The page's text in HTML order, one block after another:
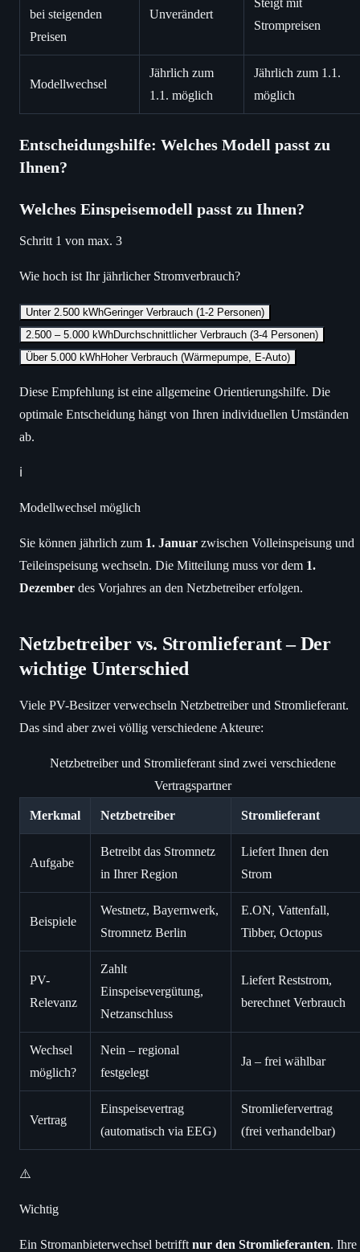
bei steigenden
Preisen
Unverändert
Strompreisen
Modellwechsel
Jährlich zum
1.1. möglich
Jährlich zum 1.1.
möglich
Entscheidungshilfe: Welches Modell passt zu
Ihnen?
Welches Einspeisemodell passt zu Ihnen?
Schritt 1 von max. 3
Wie hoch ist Ihr jährlicher Stromverbrauch?
Unter 2.500 kWhGeringer Verbrauch (1-2 Personen)
2.500 – 5.000 kWhDurchschnittlicher Verbrauch (3-4 Personen)
Über 5.000 kWhHoher Verbrauch (Wärmepumpe, E-Auto)
Diese Empfehlung ist eine allgemeine Orientierungshilfe. Die
optimale Entscheidung hängt von Ihren individuellen Umständen
ab.
ℹ️
Modellwechsel möglich
Sie können jährlich zum 1. Januar zwischen Volleinspeisung und
Teileinspeisung wechseln. Die Mitteilung muss vor dem 1.
Dezember des Vorjahres an den Netzbetreiber erfolgen.
Netzbetreiber vs. Stromlieferant – Der
wichtige Unterschied
Viele PV-Besitzer verwechseln Netzbetreiber und Stromlieferant.
Das sind aber zwei völlig verschiedene Akteure:
Netzbetreiber und Stromlieferant sind zwei verschiedene
Vertragspartner
Merkmal Netzbetreiber Stromlieferant
Aufgabe
Betreibt das Stromnetz
in Ihrer Region
Liefert Ihnen den
Strom
Beispiele
Westnetz, Bayernwerk,
Stromnetz Berlin
E.ON, Vattenfall,
Tibber, Octopus
PV-
Relevanz
Zahlt
Einspeisevergütung,
Netzanschluss
Liefert Reststrom,
berechnet Verbrauch
Wechsel
möglich?
Nein – regional
festgelegt
Ja – frei wählbar
Vertrag
Einspeisevertrag
(automatisch via EEG)
Stromliefervertrag
(frei verhandelbar)
⚠️
Wichtig
Ein Stromanbieterwechsel betrifft nur den Stromlieferanten. Ihre